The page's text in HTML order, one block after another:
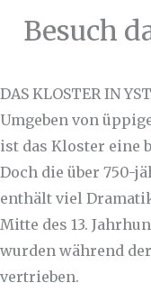
Besuch
DAS KLOSTER IN
Umgeben von
ist das Kloster eine
Doch die über 750-
enthält viel
Mitte des 13.
wurden während
vertrieben.